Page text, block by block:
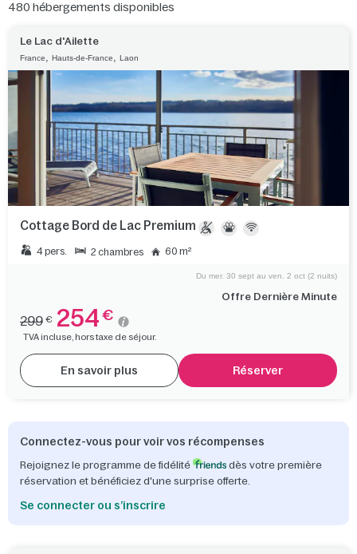
480 hébergements disponibles
Le Lac d'Ailette
France, Hauts-de-France, Laon
Cottage Bord de Lac Premium
4 pers. 2 chambres 60 m²
Offre Dernière Minute
Du mer. 30 sept au ven. 2 oct (2 nuits)
299 € 254 €
TVA incluse, hors taxe de séjour.
En savoir plus Réserver
Connectez-vous pour voir vos récompenses
Rejoignez le programme de fidélité
dès votre première
réservation et bénéficiez d'une surprise offerte.
Se connecter ou s’inscrire